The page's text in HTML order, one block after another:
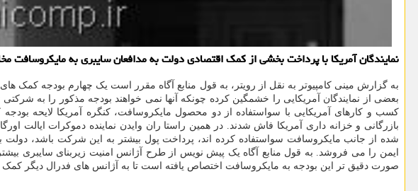
نمایندگان آمریکا با پرداخت بخشی از کمک اقتصادی دولت به مدافعان سایبری به
بعضی از نمایندگان آمریکایی را خشمگین کرده چونکه آنها نمی خواهند بودجه مذکور را به
بازرگانی و خزانه داری آمریکا فاش شدند. در همین راستا ران وایدن نماینده دموکرات ایالت
شده از جانب مایکروسافت سواستفاده کرده اند، پرداخت پول بیشتر به این شرکت باشد، دولت
صورت دقیق تر این بودجه به مایکروسافت اختصاص یافته است تا به آژانس های فدرال دیگر کمک